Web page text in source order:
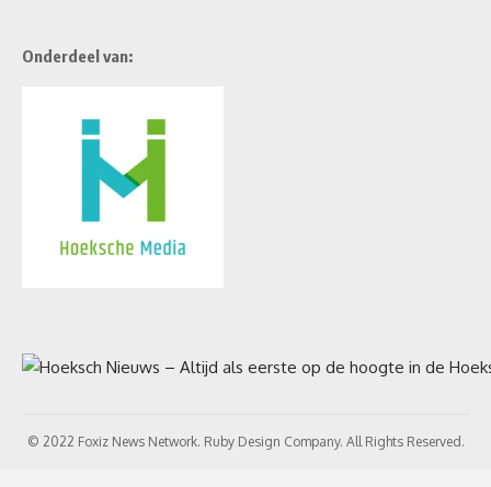
Onderdeel van:
© 2022 Foxiz News Network. Ruby Design Company. All Rights Reserved.